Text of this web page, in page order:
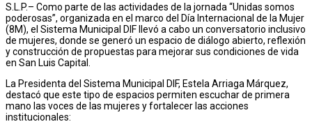
S.L.P.– Como parte de las actividades de la jornada “Unidas somos
poderosas”, organizada en el marco del Día Internacional de la Mujer
(8M), el Sistema Municipal DIF llevó a cabo un conversatorio inclusivo
de mujeres, donde se generó un espacio de diálogo abierto, reflexión
y construcción de propuestas para mejorar sus condiciones de vida
en San Luis Capital.
La Presidenta del Sistema Municipal DIF, Estela Arriaga Márquez,
destacó que este tipo de espacios permiten escuchar de primera
mano las voces de las mujeres y fortalecer las acciones
institucionales: